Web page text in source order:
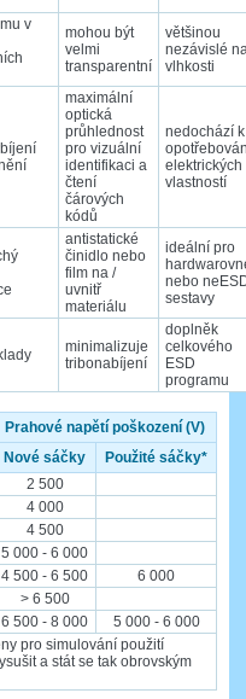
v
mohou být
velmi
transparentní
většinou
nezávislé
vlhkosti
maximální
optická
průhlednost
pro vizuální
identifikaci a
čtení
čárových
kódů
nedochází k
elektrických
vlastností
antistatické
činidlo nebo
film na /
uvnitř
materiálu
ideální pro
nebo
sestavy
minimalizuje
tribonabíjení
doplněk
celkového
ESD
programu
Prahové napětí poškození (V)
Nové sáčky
Použité sáčky*
2 500
4 000
4 500
5 000 - 6 000
4 500 - 6 500
6 000
> 6 500
6 500 - 8 000
5 000 - 6 000
pro simulování použití
a stát se tak obrovským